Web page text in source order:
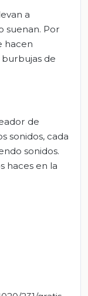
a
suenan. Por
hacen
de
de
sonidos, cada
sonidos.
haces en la